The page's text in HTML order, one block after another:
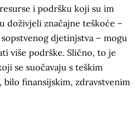
i podršku koji su im
doživjeli značajne teškoće –
djetinjstva – mogu
više podrške. Slično, to je
se suočavaju s teškim
finansijskim, zdravstvenim